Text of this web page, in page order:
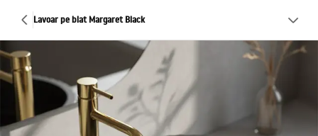
Lavoar pe blat Margaret Black